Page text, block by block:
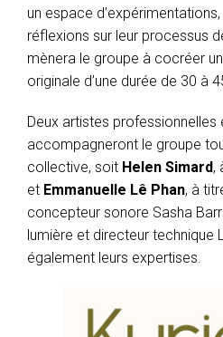
un espace
réflexions sur leur processus
mènera le groupe à cocréer
originale d’une durée de 30 à
Deux artistes professionnelles
accompagneront le groupe
collective, soit Helen Simard,
et Emmanuelle Lê Phan, à
concepteur sonore Sasha
lumière et directeur technique
également leurs expertises.